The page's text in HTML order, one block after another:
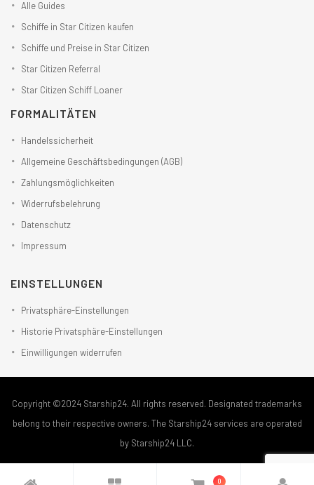
Alle Guides
Schiffe in Star Citizen kaufen
Schiffe und Preise in Star Citizen
Star Citizen Referral
Star Citizen Schiff Loaner
FORMALITÄTEN
Handelssicherheit
Allgemeine Geschäftsbedingungen (AGB)
Zahlungsmöglichkeiten
Widerrufsbelehrung
Datenschutz
Impressum
EINSTELLUNGEN
Privatsphäre-Einstellungen
Historie Privatsphäre-Einstellungen
Einwilligungen widerrufen
Copyright ©2024 Starship24. All rights reserved. Designated trademarks
belong to their respective owners. The Starship24 services are operated
by Starship24 LLC.
0